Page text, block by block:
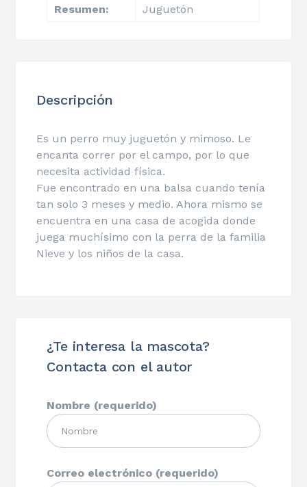
Resumen:
Juguetón
Descripción
Es un perro muy juguetón y mimoso. Le
encanta correr por el campo, por lo que
necesita actividad física.
Fue encontrado en una balsa cuando tenía
tan solo 3 meses y medio. Ahora mismo se
encuentra en una casa de acogida donde
juega muchísimo con la perra de la familia
Nieve y los niños de la casa.
¿Te interesa la mascota?
Contacta con el autor
Nombre (requerido)
Correo electrónico (requerido)